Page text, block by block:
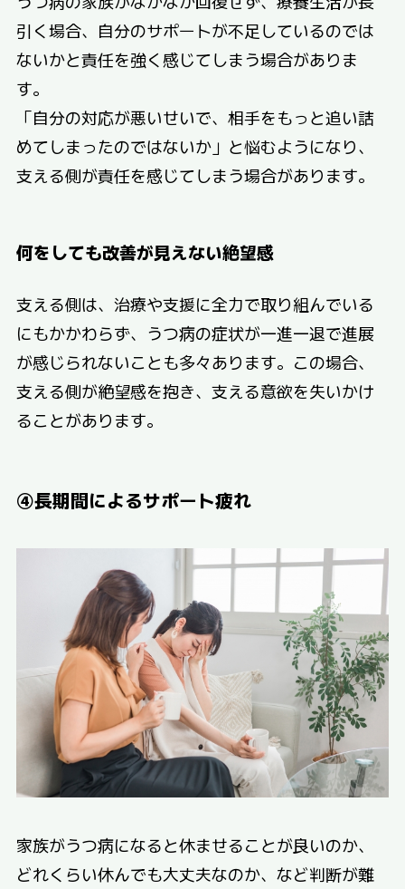
引く場合、自分のサポートが不足しているのでは
ないかと責任を強く感じてしまう場合がありま
す。
「自分の対応が悪いせいで、相手をもっと追い詰
めてしまったのではないか」と悩むようになり、
支える側が責任を感じてしまう場合があります。
何をしても改善が見えない絶望感
支える側は、治療や支援に全力で取り組んでいる
にもかかわらず、うつ病の症状が一進一退で進展
が感じられないことも多々あります。この場合、
支える側が絶望感を抱き、支える意欲を失いかけ
ることがあります。
④長期間によるサポート疲れ
家族がうつ病になると休ませることが良いのか、
どれくらい休んでも大丈夫なのか、など判断が難